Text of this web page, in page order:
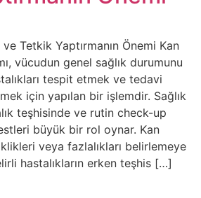
ve Tetkik Yaptırmanın Önemi Kan
vücudun genel sağlık durumunu
tespit etmek ve tedavi
için yapılan bir işlemdir. Sağlık
teşhisinde ve rutin check-up
büyük bir rol oynar. Kan
veya fazlalıkları belirlemeye
hastalıkların erken teşhis […]